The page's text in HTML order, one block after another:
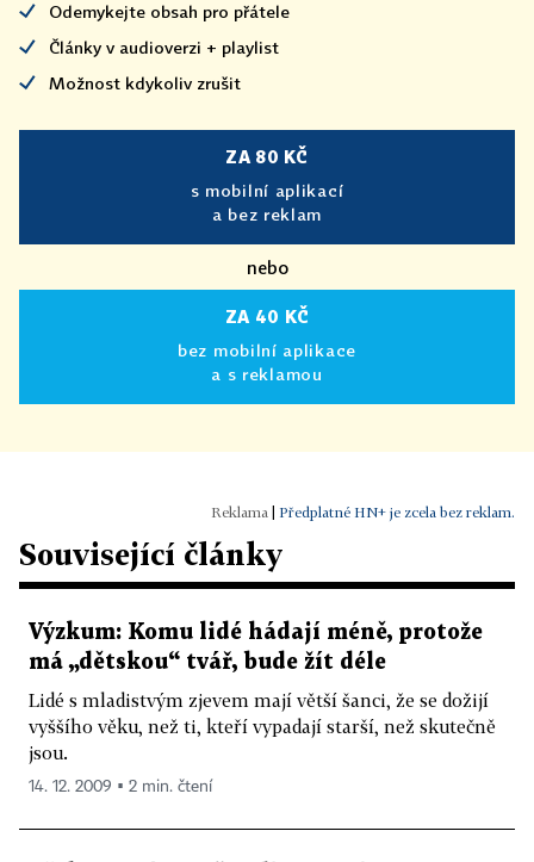
Odemykejte obsah pro přátele
Články v audioverzi + playlist
Možnost kdykoliv zrušit
ZA 80 KČ
s mobilní aplikací
a bez reklam
nebo
ZA 40 KČ
bez mobilní aplikace
a s reklamou
Předplatné HN+ je zcela bez reklam.
Související články
Výzkum: Komu lidé hádají méně, protože
má „dětskou“ tvář, bude žít déle
Lidé s mladistvým zjevem mají větší šanci, že se dožijí
vyššího věku, než ti, kteří vypadají starší, než skutečně
jsou.
14. 12. 2009 ▪ 2 min. čtení